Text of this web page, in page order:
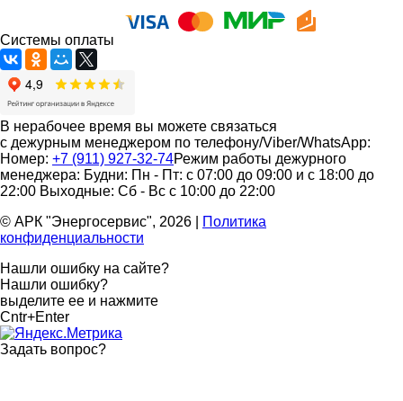
Системы оплаты
В нерабочее время вы можете связаться
с дежурным менеджером по телефону/Viber/WhatsApp:
Номер: +7 (911) 927-32-74Режим работы дежурного
менеджера: Будни: Пн - Пт: с 07:00 до 09:00 и с 18:00 до
22:00 Выходные: Сб - Вс с 10:00 до 22:00
© АРК "Энергосервис", 2026
Политика
конфиденциальности
Нашли ошибку на сайте?
Нашли ошибку?
выделите ее и нажмите
Cntr+Enter
Задать вопрос?